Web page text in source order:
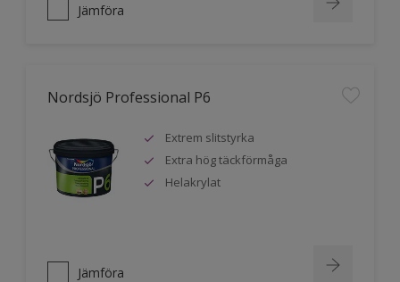
Jämföra
Nordsjö Professional P6
Extrem slitstyrka
Extra hög täckförmåga
Helakrylat
Jämföra